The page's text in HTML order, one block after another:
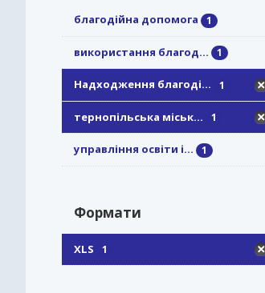
благодійна допомога 1
використання благод... 1
Надходження благоді... 1
тернопільська міськ... 1
управління освіти і... 1
Формати
XLS 1